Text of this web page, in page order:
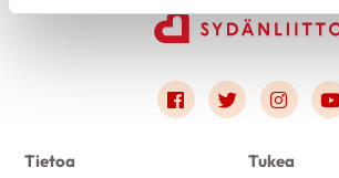
Link to facebook
Link toLink
Tietoa Tukea